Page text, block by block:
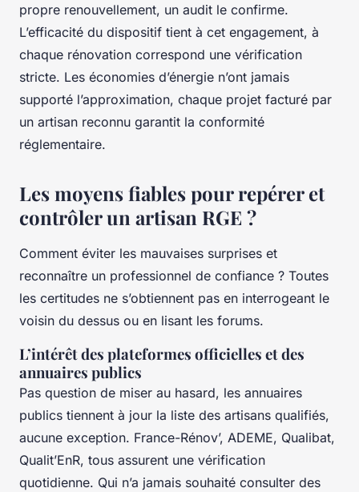
propre renouvellement, un audit le confirme.
L’efficacité du dispositif tient à cet engagement, à
chaque rénovation correspond une vérification
stricte. Les économies d’énergie n’ont jamais
supporté l’approximation, chaque projet facturé par
un artisan reconnu garantit la conformité
réglementaire.
Les moyens fiables pour repérer et
contrôler un artisan RGE ?
Comment éviter les mauvaises surprises et
reconnaître un professionnel de confiance ? Toutes
les certitudes ne s’obtiennent pas en interrogeant le
voisin du dessus ou en lisant les forums.
L’intérêt des plateformes officielles et des
annuaires publics
Pas question de miser au hasard, les annuaires
publics tiennent à jour la liste des artisans qualifiés,
aucune exception. France-Rénov’, ADEME, Qualibat,
Qualit’EnR, tous assurent une vérification
quotidienne. Qui n’a jamais souhaité consulter des